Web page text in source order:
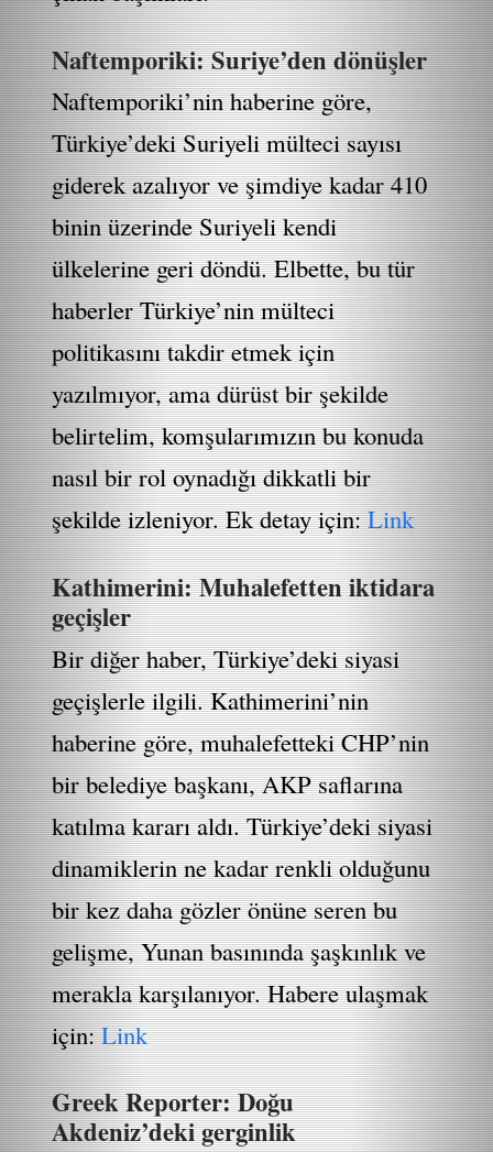
Naftemporiki: Suriye’den dönüşler
Naftemporiki’nin haberine göre,
Türkiye’deki Suriyeli mülteci sayısı
giderek azalıyor ve şimdiye kadar 410
binin üzerinde Suriyeli kendi
ülkelerine geri döndü. Elbette, bu tür
haberler Türkiye’nin mülteci
politikasını takdir etmek için
yazılmıyor, ama dürüst bir şekilde
belirtelim, komşularımızın bu konuda
nasıl bir rol oynadığı dikkatli bir
şekilde izleniyor. Ek detay için:Link
Kathimerini: Muhalefetten iktidara
geçişler
Bir diğer haber, Türkiye’deki siyasi
geçişlerle ilgili. Kathimerini’nin
haberine göre, muhalefetteki CHP’nin
bir belediye başkanı, AKP saflarına
katılma kararı aldı. Türkiye’deki siyasi
dinamiklerin ne kadar renkli olduğunu
bir kez daha gözler önüne seren bu
gelişme, Yunan basınında şaşkınlık ve
merakla karşılanıyor. Habere ulaşmak
için:Link
Greek Reporter: Doğu
Akdeniz’deki gerginlik